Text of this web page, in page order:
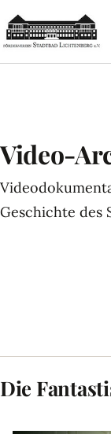
Video-
Geschichte des
Die